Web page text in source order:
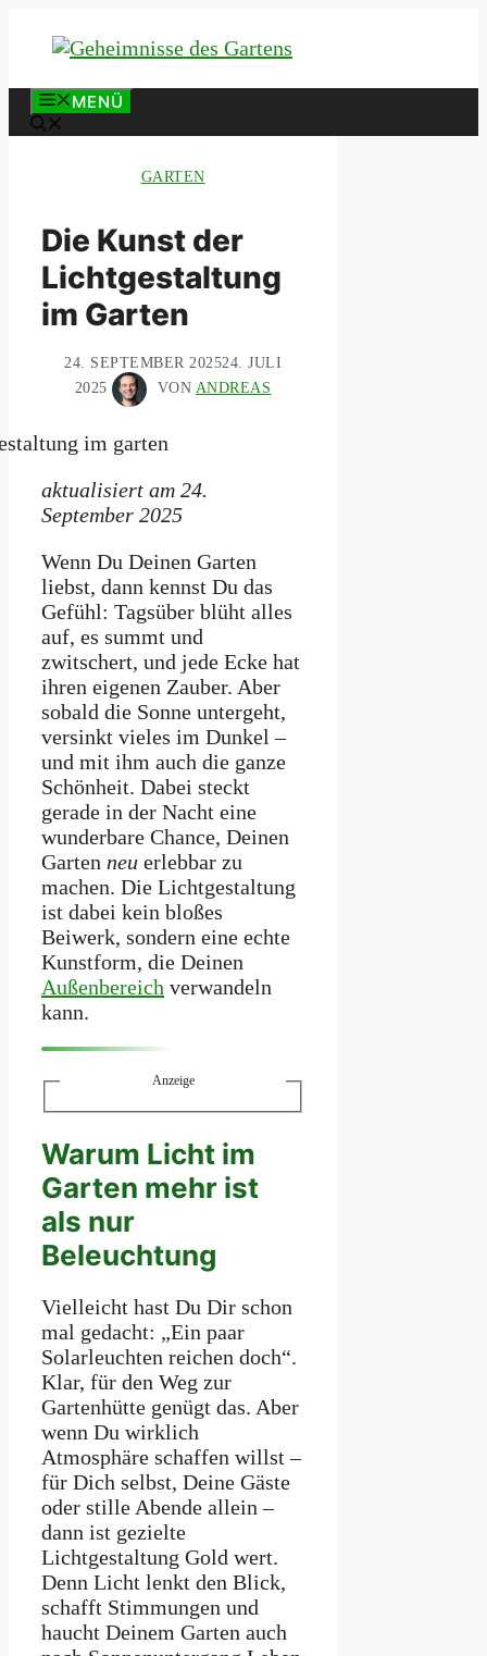
Inhalt
MENÜ
GARTEN
Die Kunst der
Lichtgestaltung
im Garten
24. SEPTEMBER 202524. JULI
2025
VON ANDREAS
aktualisiert am 24.
September 2025
Wenn Du Deinen Garten
liebst, dann kennst Du das
Gefühl: Tagsüber blüht alles
auf, es summt und
zwitschert, und jede Ecke hat
ihren eigenen Zauber. Aber
sobald die Sonne untergeht,
versinkt vieles im Dunkel –
und mit ihm auch die ganze
Schönheit. Dabei steckt
gerade in der Nacht eine
wunderbare Chance, Deinen
Garten neu erlebbar zu
machen. Die Lichtgestaltung
ist dabei kein bloßes
Beiwerk, sondern eine echte
Kunstform, die Deinen
Außenbereich verwandeln
kann.
Anzeige
Warum Licht im
Garten mehr ist
als nur
Beleuchtung
Vielleicht hast Du Dir schon
mal gedacht: „Ein paar
Solarleuchten reichen doch“.
Klar, für den Weg zur
Gartenhütte genügt das. Aber
wenn Du wirklich
Atmosphäre schaffen willst –
für Dich selbst, Deine Gäste
oder stille Abende allein –
dann ist gezielte
Lichtgestaltung Gold wert.
Denn Licht lenkt den Blick,
schafft Stimmungen und
haucht Deinem Garten auch